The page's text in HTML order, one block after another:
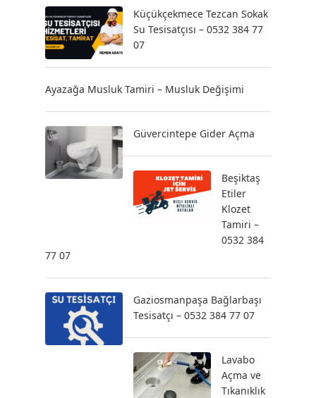
Küçükçekmece Tezcan Sokak
Su Tesisatçısı – 0532 384 77
07
Ayazağa Musluk Tamiri – Musluk Değişimi
Güvercintepe Gider Açma
Beşiktaş
Etiler
Klozet
Tamiri –
0532 384
77 07
Gaziosmanpaşa Bağlarbaşı
Tesisatçı – 0532 384 77 07
Lavabo
Açma ve
Tıkanıklık